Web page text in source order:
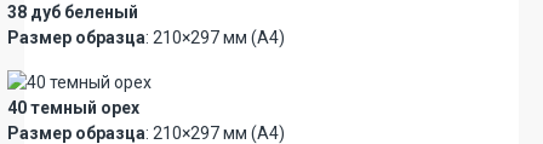
38 дуб беленый
Размер образца: 210×297 мм (А4)
40 темный орех
Размер образца: 210×297 мм (А4)